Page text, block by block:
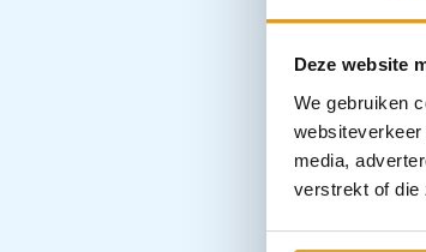
Deze website
We gebruiken
media,
verstrekt of die